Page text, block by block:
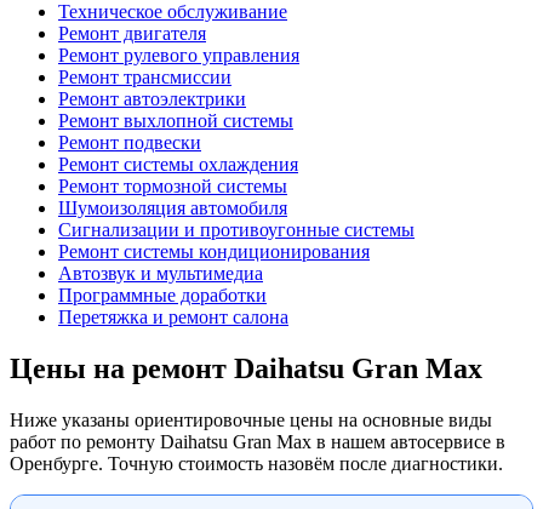
Техническое обслуживание
Ремонт двигателя
Ремонт рулевого управления
Ремонт трансмиссии
Ремонт автоэлектрики
Ремонт выхлопной системы
Ремонт подвески
Ремонт системы охлаждения
Ремонт тормозной системы
Шумоизоляция автомобиля
Сигнализации и противоугонные системы
Ремонт системы кондиционирования
Автозвук и мультимедиа
Программные доработки
Перетяжка и ремонт салона
Цены на ремонт Daihatsu Gran Max
Ниже указаны ориентировочные цены на основные виды
работ по ремонту Daihatsu Gran Max в нашем автосервисе в
Оренбурге. Точную стоимость назовём после диагностики.